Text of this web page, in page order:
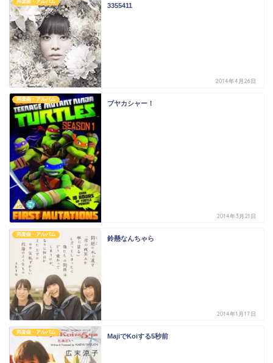
邦楽曲・アルバム
3355411
2014年4月26日
邦楽曲・アルバム
ブヤカシャー！
2014年3月21日
邦楽曲・アルバム
鈴懸なんちゃら
2014年1月17日
邦楽曲・アルバム
MajiでKoiする5秒前